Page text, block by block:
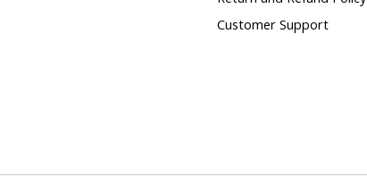
Customer Support